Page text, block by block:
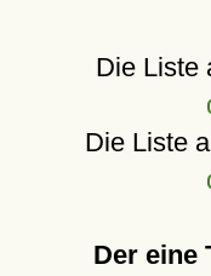
Die Liste
Die Liste
Der eine